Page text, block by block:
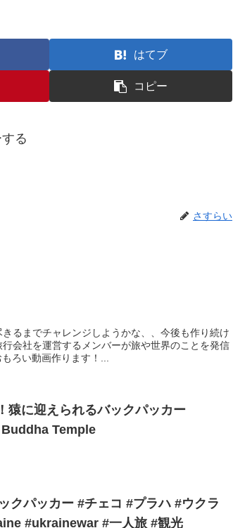
はてブ
コピー
る
さすらい
るまでチャレンジしようかな、、今後も作り続け
会社を運営するメンバーが旅や世界のことを発信
ろい動画作ります！...
猿に迎えられるバックパッカー
Temple
ッカー #チェコ #プラハ #ウクラ
#ukrainewar #一人旅 #観光